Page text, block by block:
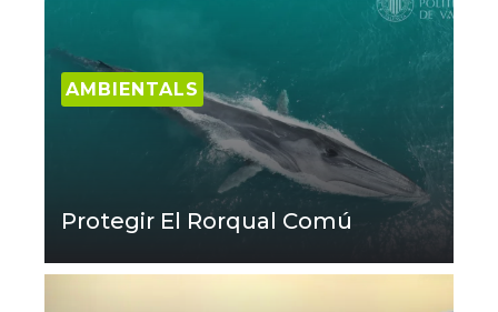
AMBIENTALS
Protegir El Rorqual Comú